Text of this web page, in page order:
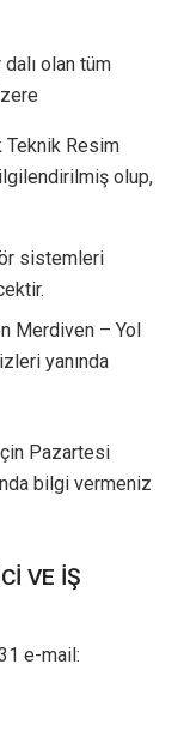
olan tüm
Teknik Resim
olup,
sistemleri
Merdiven – Yol
yanında
Pazartesi
bilgi vermeniz
VE İŞ
e-mail: